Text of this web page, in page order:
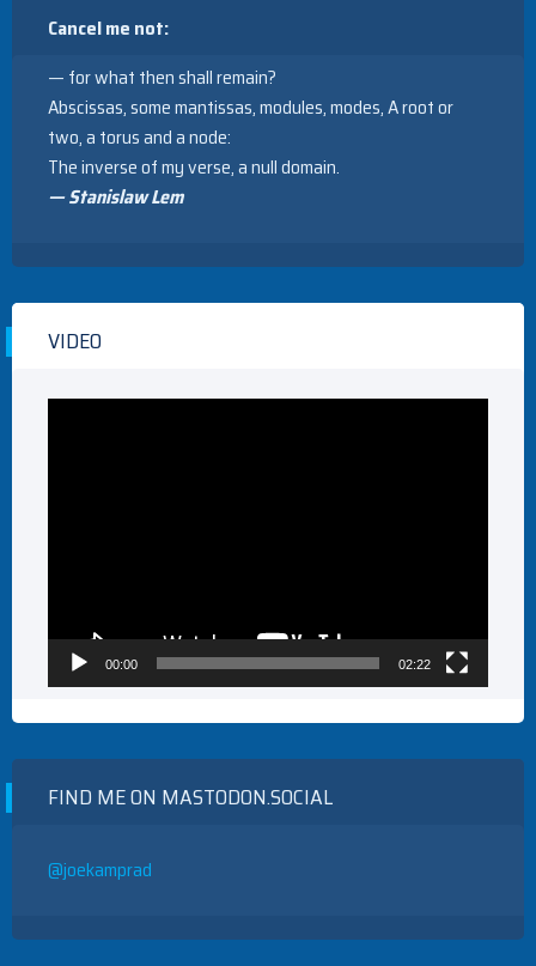
Cancel me not:
— for what then shall remain?
Abscissas, some mantissas, modules, modes, A root or
two, a torus and a node:
The inverse of my verse, a null domain.
— Stanislaw Lem
VIDEO
00:00 02:22
FIND ME ON MASTODON.SOCIAL
@joekamprad